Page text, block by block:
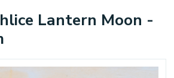
Lantern Moon -